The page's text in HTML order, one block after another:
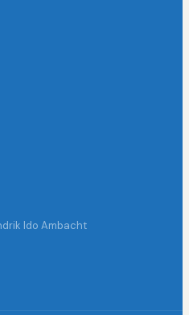
Ido Ambacht